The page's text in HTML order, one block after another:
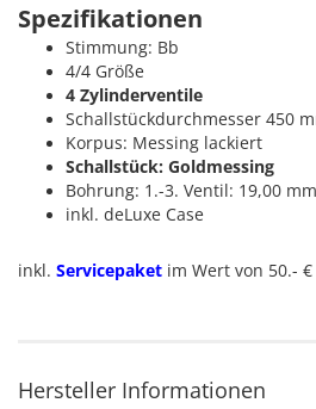
Spezifikationen
Stimmung: Bb
4/4 Größe
4 Zylinderventile
Schallstückdurchmesser 450
Korpus: Messing lackiert
Schallstück: Goldmessing
Bohrung: 1.-3. Ventil: 19,00
inkl. deLuxe Case
inkl. Servicepaket im Wert von 50.- €
Hersteller Informationen